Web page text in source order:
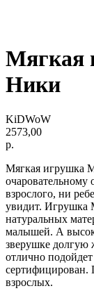
Мягкая
Ники
KiDWoW
2573,00
р.
Мягкая игрушка
очаровательному
взрослого, ни
увидит. Игрушка
натуральных
малышей. А
зверушке долгую
отлично
сертифицирован.
взрослых.